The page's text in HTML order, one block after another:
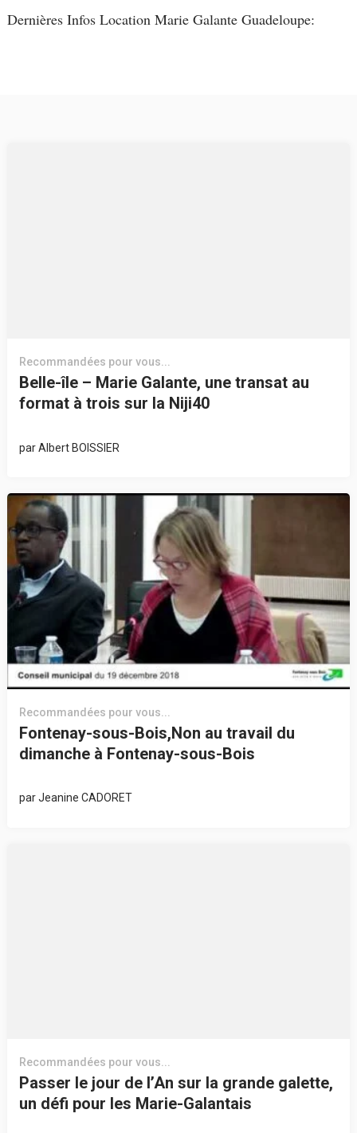
Dernières Infos Location Marie Galante Guadeloupe:
Recommandées pour vous...
Belle-île – Marie Galante, une transat au
format à trois sur la Niji40
parAlbert BOISSIER
Recommandées pour vous...
Fontenay-sous-Bois,Non au travail du
dimanche à Fontenay-sous-Bois
parJeanine CADORET
Recommandées pour vous...
Passer le jour de l’An sur la grande galette,
un défi pour les Marie-Galantais